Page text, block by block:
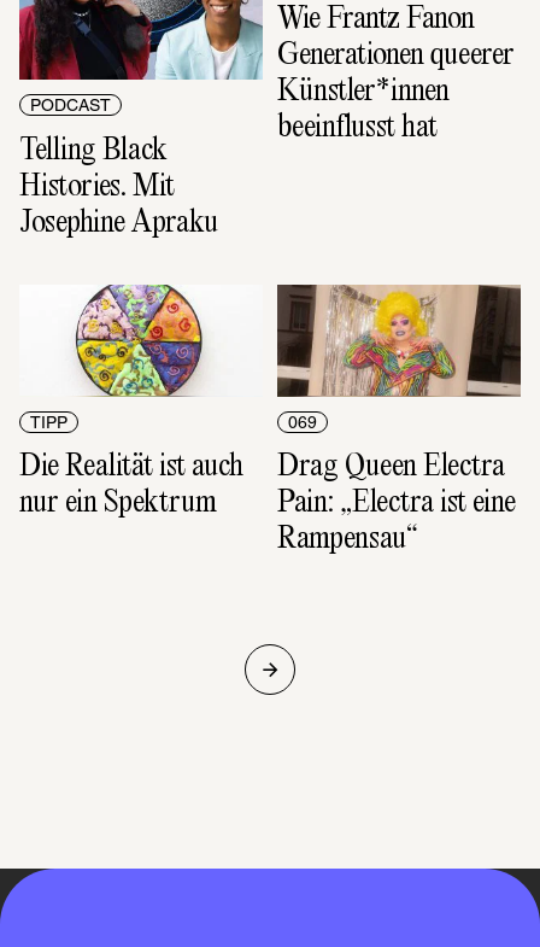
PODCAST
Telling Black
Histories. Mit
Josephine Apraku
Wie Frantz Fanon
Generationen queerer
Künstler*innen
beeinflusst hat
TIPP
Die Realität ist auch
nur ein Spektrum
069
Drag Queen Electra
Pain: „Electra ist eine
Rampensau“